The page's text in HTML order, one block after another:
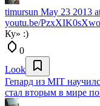
timursun May 23 2013
youtu.be/
Ку» :)
0
Look
Гепард из MIT
стал вторым в мире